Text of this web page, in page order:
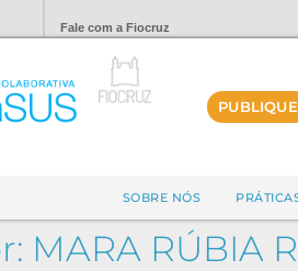
Fale com a Fiocruz
SOBRE NÓS
MARA RÚBIA